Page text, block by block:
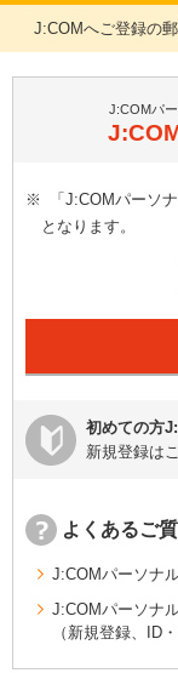
J:COMへご登録の
J:COMパ
※
「J:COMパーソ
となります。
初めての方
新規登録は
よくあるご
J:COMパーソナ
J:COMパーソナ
（新規登録、ID